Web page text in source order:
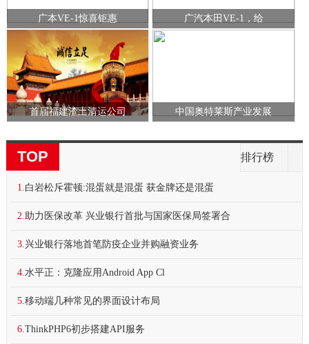
广本VE-1惊喜钜惠 广汽本田VE-1，给
首届福建渣土清运公司 中国奥特莱斯产业发展
TOP 排行榜
1.白岩松斥霍顿:混蛋就是混蛋 获金牌还是混蛋
2.助力医保改革 兴业银行首批与国家医保局签署合
3.兴业银行落地首笔防疫企业并购融资业务
4.水平正：克隆应用Android App Cl
5.移动端几种常见的界面设计布局
6.ThinkPHP6初步搭建API服务